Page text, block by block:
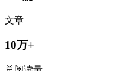
文章
10万+